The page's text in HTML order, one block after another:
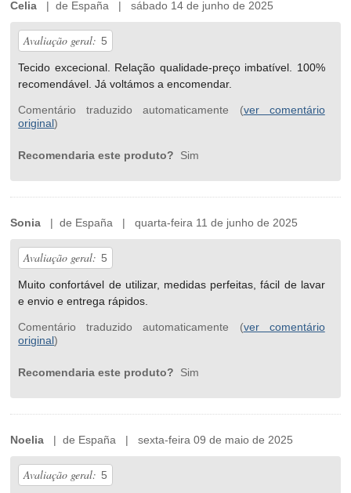
Celia | de España | sábado 14 de junho de 2025
Avaliação geral: 5
Tecido excecional. Relação qualidade-preço imbatível. 100%
recomendável. Já voltámos a encomendar.
Comentário traduzido automaticamente (ver comentário
original)
Recomendaria este produto? Sim
Sonia | de España | quarta-feira 11 de junho de 2025
Avaliação geral: 5
Muito confortável de utilizar, medidas perfeitas, fácil de lavar
e envio e entrega rápidos.
Comentário traduzido automaticamente (ver comentário
original)
Recomendaria este produto? Sim
Noelia | de España | sexta-feira 09 de maio de 2025
Avaliação geral: 5